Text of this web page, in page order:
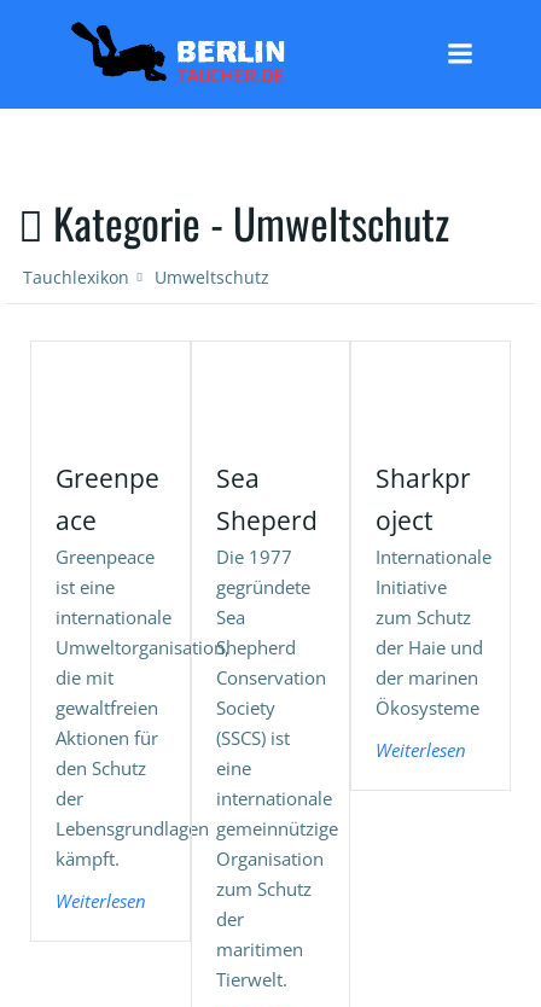
Inhalt
springen
Kategorie - Umweltschutz
Tauchlexikon Umweltschutz
Greenpe
ace
Greenpeace
ist eine
internationale
Umweltorganisation,
die mit
gewaltfreien
Aktionen für
den Schutz
der
Lebensgrundlagen
kämpft.
Weiterlesen
Sea
Sheperd
Die 1977
gegründete
Sea
Shepherd
Conservation
Society
(SSCS) ist
eine
internationale
gemeinnützige
Organisation
zum Schutz
der
maritimen
Tierwelt.
Sharkpr
oject
Internationale
Initiative
zum Schutz
der Haie und
der marinen
Ökosysteme
Weiterlesen